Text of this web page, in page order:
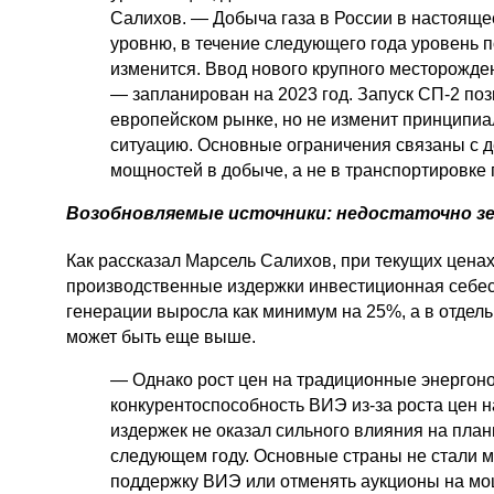
Салихов. — Добыча газа в России в
уровню, в течение следующего года уровень
изменится. Ввод нового крупного
— запланирован на 2023 год. Запуск СП-2
европейском рынке, но не изменит
ситуацию. Основные ограничения связаны с
мощностей в добыче, а не в транспортировке
Возобновляемые источники: недостаточно
Как рассказал Марсель Салихов, при текущих
производственные издержки инвестиционная
генерации выросла как минимум на 25%, а в
может быть еще выше.
— Однако рост цен на традиционные
конкурентоспособность ВИЭ из-за роста цен
издержек не оказал сильного влияния на
следующем году. Основные страны не стали
поддержку ВИЭ или отменять аукционы на